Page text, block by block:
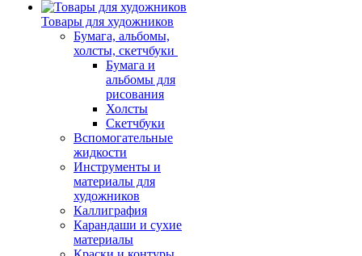
Товары для художников
Бумага, альбомы,
холсты, скетчбуки
Бумага и
альбомы для
рисования
Холсты
Скетчбуки
Вспомогательные
жидкости
Инструменты и
материалы для
художников
Каллиграфия
Карандаши и сухие
материалы